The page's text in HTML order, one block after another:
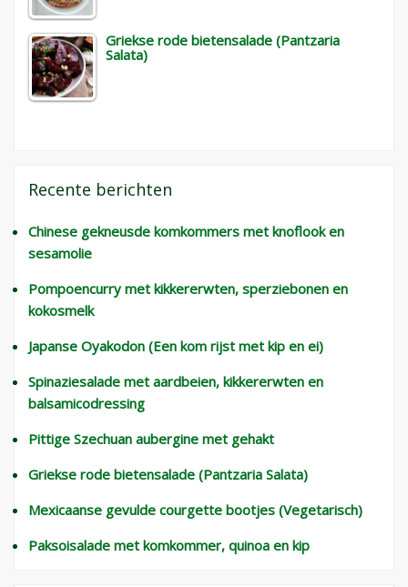
Griekse rode bietensalade (Pantzaria
Salata)
Recente berichten
Chinese gekneusde komkommers met knoflook en
sesamolie
Pompoencurry met kikkererwten, sperziebonen en
kokosmelk
Japanse Oyakodon (Een kom rijst met kip en ei)
Spinaziesalade met aardbeien, kikkererwten en
balsamicodressing
Pittige Szechuan aubergine met gehakt
Griekse rode bietensalade (Pantzaria Salata)
Mexicaanse gevulde courgette bootjes (Vegetarisch)
Paksoisalade met komkommer, quinoa en kip